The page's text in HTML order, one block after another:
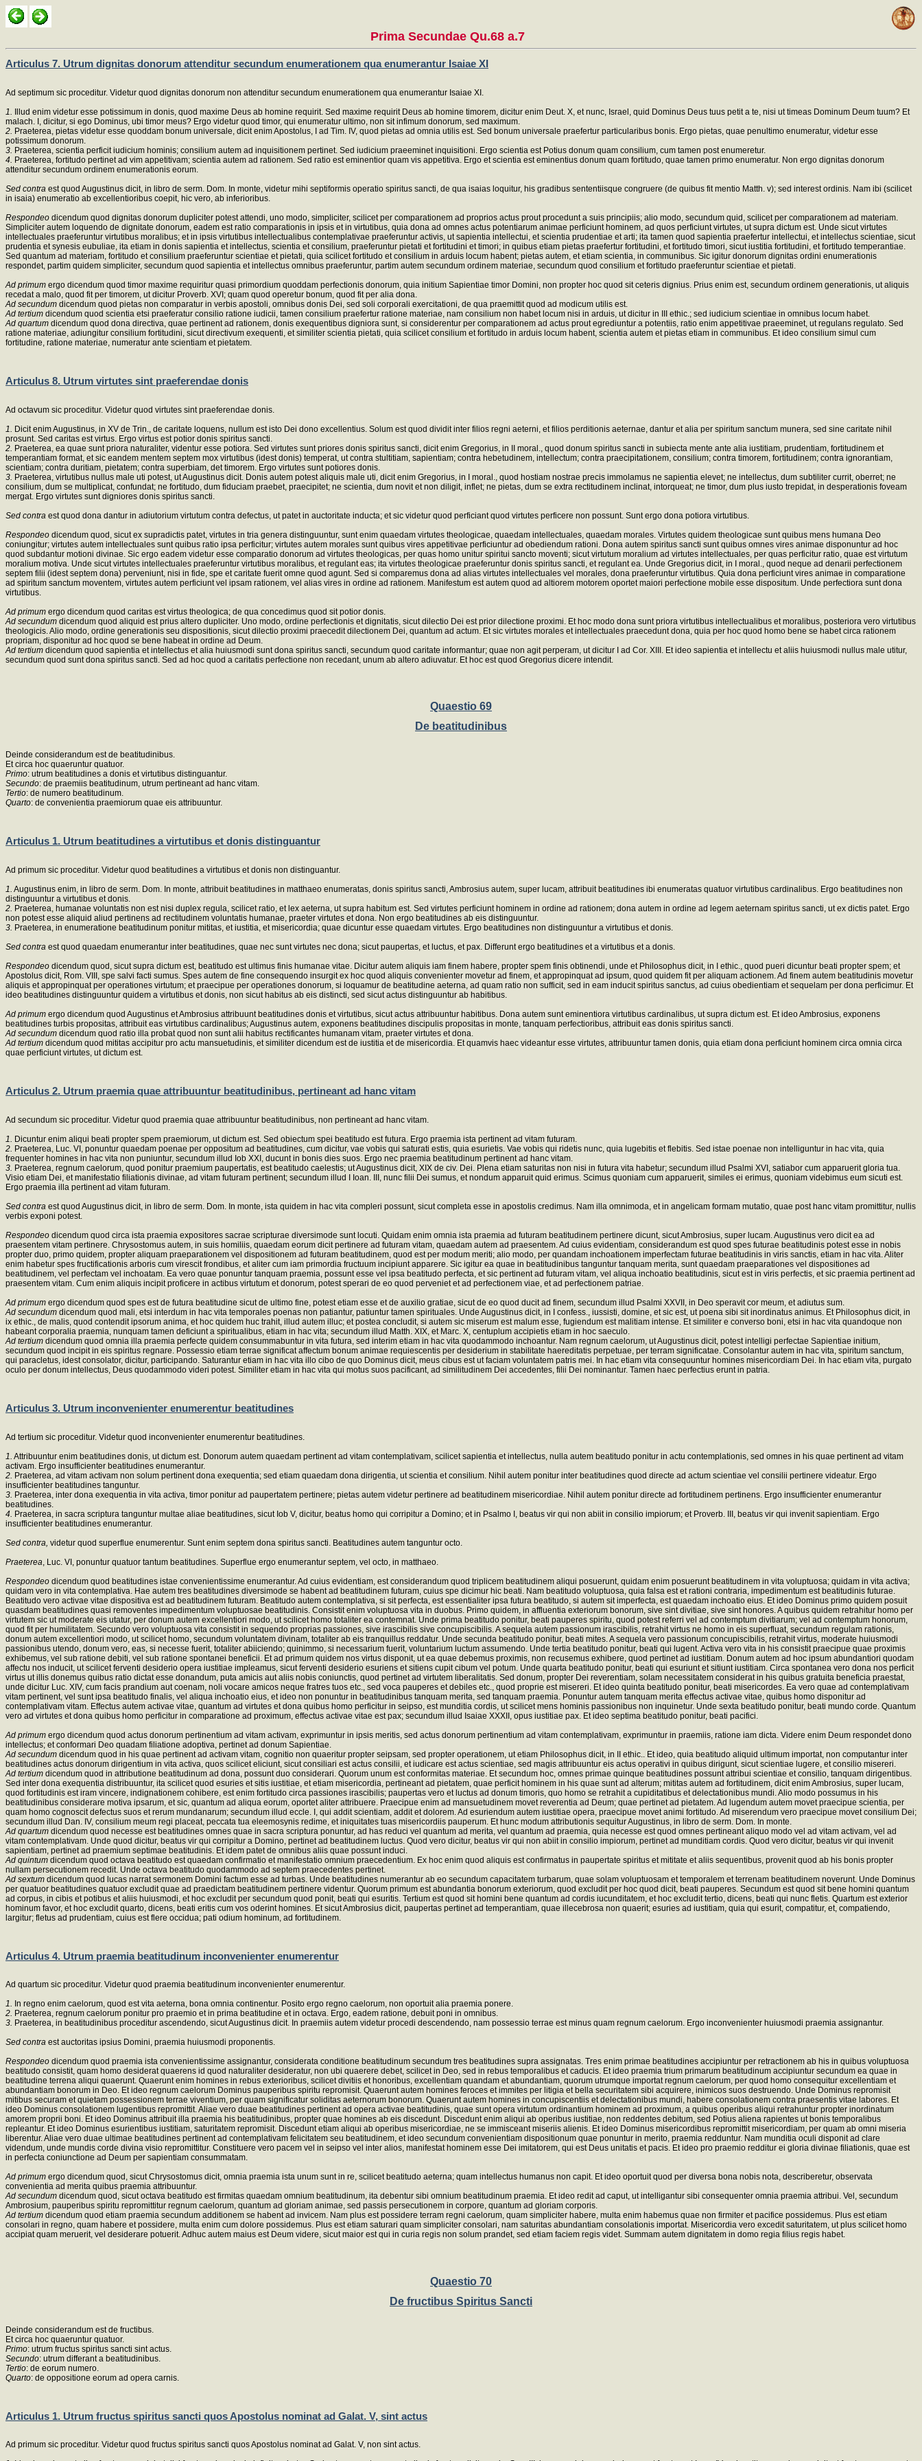
Prima Secundae Qu.68 a.7
Articulus 7. Utrum dignitas donorum attenditur secundum enumerationem qua enumerantur Isaiae XI
Ad septimum sic proceditur. Videtur quod dignitas donorum non attenditur secundum enumerationem qua enumerantur Isaiae XI.
1. Illud enim videtur esse potissimum in donis, quod maxime Deus ab homine requirit. Sed maxime requirit Deus ab homine timorem, dicitur enim Deut. X, et nunc, Israel, quid Dominus Deus tuus petit a te, nisi ut timeas Dominum Deum tuum? Et
malach. I, dicitur, si ego Dominus, ubi timor meus? Ergo videtur quod timor, qui enumeratur ultimo, non sit infimum donorum, sed maximum.
2. Praeterea, pietas videtur esse quoddam bonum universale, dicit enim Apostolus, I ad Tim. IV, quod pietas ad omnia utilis est. Sed bonum universale praefertur particularibus bonis. Ergo pietas, quae penultimo enumeratur, videtur esse
potissimum donorum.
3. Praeterea, scientia perficit iudicium hominis; consilium autem ad inquisitionem pertinet. Sed iudicium praeeminet inquisitioni. Ergo scientia est Potius donum quam consilium, cum tamen post enumeretur.
4. Praeterea, fortitudo pertinet ad vim appetitivam; scientia autem ad rationem. Sed ratio est eminentior quam vis appetitiva. Ergo et scientia est eminentius donum quam fortitudo, quae tamen primo enumeratur. Non ergo dignitas donorum
attenditur secundum ordinem enumerationis eorum.
Sed contra est quod Augustinus dicit, in libro de serm. Dom. In monte, videtur mihi septiformis operatio spiritus sancti, de qua isaias loquitur, his gradibus sententiisque congruere (de quibus fit mentio Matth. v); sed interest ordinis. Nam ibi (scilicet
in isaia) enumeratio ab excellentioribus coepit, hic vero, ab inferioribus.
Respondeo dicendum quod dignitas donorum dupliciter potest attendi, uno modo, simpliciter, scilicet per comparationem ad proprios actus prout procedunt a suis principiis; alio modo, secundum quid, scilicet per comparationem ad materiam.
Simpliciter autem loquendo de dignitate donorum, eadem est ratio comparationis in ipsis et in virtutibus, quia dona ad omnes actus potentiarum animae perficiunt hominem, ad quos perficiunt virtutes, ut supra dictum est. Unde sicut virtutes
intellectuales praeferuntur virtutibus moralibus; et in ipsis virtutibus intellectualibus contemplativae praeferuntur activis, ut sapientia intellectui, et scientia prudentiae et arti; ita tamen quod sapientia praefertur intellectui, et intellectus scientiae, sicut
prudentia et synesis eubuliae, ita etiam in donis sapientia et intellectus, scientia et consilium, praeferuntur pietati et fortitudini et timori; in quibus etiam pietas praefertur fortitudini, et fortitudo timori, sicut iustitia fortitudini, et fortitudo temperantiae.
Sed quantum ad materiam, fortitudo et consilium praeferuntur scientiae et pietati, quia scilicet fortitudo et consilium in arduis locum habent; pietas autem, et etiam scientia, in communibus. Sic igitur donorum dignitas ordini enumerationis
respondet, partim quidem simpliciter, secundum quod sapientia et intellectus omnibus praeferuntur, partim autem secundum ordinem materiae, secundum quod consilium et fortitudo praeferuntur scientiae et pietati.
Ad primum ergo dicendum quod timor maxime requiritur quasi primordium quoddam perfectionis donorum, quia initium Sapientiae timor Domini, non propter hoc quod sit ceteris dignius. Prius enim est, secundum ordinem generationis, ut aliquis
recedat a malo, quod fit per timorem, ut dicitur Proverb. XVI; quam quod operetur bonum, quod fit per alia dona.
Ad secundum dicendum quod pietas non comparatur in verbis apostoli, omnibus donis Dei, sed soli corporali exercitationi, de qua praemittit quod ad modicum utilis est.
Ad tertium dicendum quod scientia etsi praeferatur consilio ratione iudicii, tamen consilium praefertur ratione materiae, nam consilium non habet locum nisi in arduis, ut dicitur in III ethic.; sed iudicium scientiae in omnibus locum habet.
Ad quartum dicendum quod dona directiva, quae pertinent ad rationem, donis exequentibus digniora sunt, si considerentur per comparationem ad actus prout egrediuntur a potentiis, ratio enim appetitivae praeeminet, ut regulans regulato. Sed
ratione materiae, adiungitur consilium fortitudini, sicut directivum exequenti, et similiter scientia pietati, quia scilicet consilium et fortitudo in arduis locum habent, scientia autem et pietas etiam in communibus. Et ideo consilium simul cum
fortitudine, ratione materiae, numeratur ante scientiam et pietatem.
Articulus 8. Utrum virtutes sint praeferendae donis
Ad octavum sic proceditur. Videtur quod virtutes sint praeferendae donis.
1.
Dicit enim Augustinus, in XV de Trin., de caritate loquens, nullum est isto Dei dono excellentius. Solum est quod dividit inter filios regni aeterni, et filios perditionis aeternae, dantur et alia per spiritum sanctum munera, sed sine caritate nihil
prosunt. Sed caritas est virtus. Ergo virtus est potior donis spiritus sancti.
2. Praeterea, ea quae sunt priora naturaliter, videntur esse potiora. Sed virtutes sunt priores donis spiritus sancti, dicit enim Gregorius, in II moral., quod donum spiritus sancti in subiecta mente ante alia iustitiam, prudentiam, fortitudinem et
temperantiam format, et sic eandem mentem septem mox virtutibus (idest donis) temperat, ut contra stultitiam, sapientiam; contra hebetudinem, intellectum; contra praecipitationem, consilium; contra timorem, fortitudinem; contra ignorantiam,
scientiam; contra duritiam, pietatem; contra superbiam, det timorem. Ergo virtutes sunt potiores donis.
3. Praeterea, virtutibus nullus male uti potest, ut Augustinus dicit. Donis autem potest aliquis male uti, dicit enim Gregorius, in I moral., quod hostiam nostrae precis immolamus ne sapientia elevet; ne intellectus, dum subtiliter currit, oberret; ne
consilium, dum se multiplicat, confundat; ne fortitudo, dum fiduciam praebet, praecipitet; ne scientia, dum novit et non diligit, inflet; ne pietas, dum se extra rectitudinem inclinat, intorqueat; ne timor, dum plus iusto trepidat, in desperationis foveam
mergat. Ergo virtutes sunt digniores donis spiritus sancti.
Sed contra est quod dona dantur in adiutorium virtutum contra defectus, ut patet in auctoritate inducta; et sic videtur quod perficiant quod virtutes perficere non possunt. Sunt ergo dona potiora virtutibus.
Respondeo dicendum quod, sicut ex supradictis patet, virtutes in tria genera distinguuntur, sunt enim quaedam virtutes theologicae, quaedam intellectuales, quaedam morales. Virtutes quidem theologicae sunt quibus mens humana Deo
coniungitur; virtutes autem intellectuales sunt quibus ratio ipsa perficitur; virtutes autem morales sunt quibus vires appetitivae perficiuntur ad obediendum rationi. Dona autem spiritus sancti sunt quibus omnes vires animae disponuntur ad hoc
quod subdantur motioni divinae. Sic ergo eadem videtur esse comparatio donorum ad virtutes theologicas, per quas homo unitur spiritui sancto moventi; sicut virtutum moralium ad virtutes intellectuales, per quas perficitur ratio, quae est virtutum
moralium motiva. Unde sicut virtutes intellectuales praeferuntur virtutibus moralibus, et regulant eas; ita virtutes theologicae praeferuntur donis spiritus sancti, et regulant ea. Unde Gregorius dicit, in I moral., quod neque ad denarii perfectionem
septem filii (idest septem dona) perveniunt, nisi in fide, spe et caritate fuerit omne quod agunt. Sed si comparemus dona ad alias virtutes intellectuales vel morales, dona praeferuntur virtutibus. Quia dona perficiunt vires animae in comparatione
ad spiritum sanctum moventem, virtutes autem perficiunt vel ipsam rationem, vel alias vires in ordine ad rationem. Manifestum est autem quod ad altiorem motorem oportet maiori perfectione mobile esse dispositum. Unde perfectiora sunt dona
virtutibus.
Ad primum ergo dicendum quod caritas est virtus theologica; de qua concedimus quod sit potior donis.
Ad secundum dicendum quod aliquid est prius altero dupliciter. Uno modo, ordine perfectionis et dignitatis, sicut dilectio Dei est prior dilectione proximi. Et hoc modo dona sunt priora virtutibus intellectualibus et moralibus, posteriora vero virtutibus
theologicis. Alio modo, ordine generationis seu dispositionis, sicut dilectio proximi praecedit dilectionem Dei, quantum ad actum. Et sic virtutes morales et intellectuales praecedunt dona, quia per hoc quod homo bene se habet circa rationem
propriam, disponitur ad hoc quod se bene habeat in ordine ad Deum.
Ad tertium dicendum quod sapientia et intellectus et alia huiusmodi sunt dona spiritus sancti, secundum quod caritate informantur; quae non agit perperam, ut dicitur I ad Cor. XIII. Et ideo sapientia et intellectu et aliis huiusmodi nullus male utitur,
secundum quod sunt dona spiritus sancti. Sed ad hoc quod a caritatis perfectione non recedant, unum ab altero adiuvatur. Et hoc est quod Gregorius dicere intendit.
Quaestio 69
De beatitudinibus
Deinde considerandum est de beatitudinibus.
Et circa hoc quaeruntur quatuor.
Primo: utrum beatitudines a donis et virtutibus distinguantur.
Secundo: de praemiis beatitudinum, utrum pertineant ad hanc vitam.
Tertio: de numero beatitudinum.
Quarto: de convenientia praemiorum quae eis attribuuntur.
Articulus 1. Utrum beatitudines a virtutibus et donis distinguantur
Ad primum sic proceditur. Videtur quod beatitudines a virtutibus et donis non distinguantur.
1. Augustinus enim, in libro de serm. Dom. In monte, attribuit beatitudines in matthaeo enumeratas, donis spiritus sancti, Ambrosius autem, super lucam, attribuit beatitudines ibi enumeratas quatuor virtutibus cardinalibus. Ergo beatitudines non
distinguuntur a virtutibus et donis.
2. Praeterea, humanae voluntatis non est nisi duplex regula, scilicet ratio, et lex aeterna, ut supra habitum est. Sed virtutes perficiunt hominem in ordine ad rationem; dona autem in ordine ad legem aeternam spiritus sancti, ut ex dictis patet. Ergo
non potest esse aliquid aliud pertinens ad rectitudinem voluntatis humanae, praeter virtutes et dona. Non ergo beatitudines ab eis distinguuntur.
3. Praeterea, in enumeratione beatitudinum ponitur mititas, et iustitia, et misericordia; quae dicuntur esse quaedam virtutes. Ergo beatitudines non distinguuntur a virtutibus et donis.
Sed contra est quod quaedam enumerantur inter beatitudines, quae nec sunt virtutes nec dona; sicut paupertas, et luctus, et pax. Differunt ergo beatitudines et a virtutibus et a donis.
Respondeo dicendum quod, sicut supra dictum est, beatitudo est ultimus finis humanae vitae. Dicitur autem aliquis iam finem habere, propter spem finis obtinendi, unde et Philosophus dicit, in I ethic., quod pueri dicuntur beati propter spem; et
Apostolus dicit, Rom. VIII, spe salvi facti sumus. Spes autem de fine consequendo insurgit ex hoc quod aliquis convenienter movetur ad finem, et appropinquat ad ipsum, quod quidem fit per aliquam actionem. Ad finem autem beatitudinis movetur
aliquis et appropinquat per operationes virtutum; et praecipue per operationes donorum, si loquamur de beatitudine aeterna, ad quam ratio non sufficit, sed in eam inducit spiritus sanctus, ad cuius obedientiam et sequelam per dona perficimur. Et
ideo beatitudines distinguuntur quidem a virtutibus et donis, non sicut habitus ab eis distincti, sed sicut actus distinguuntur ab habitibus.
Ad primum ergo dicendum quod Augustinus et Ambrosius attribuunt beatitudines donis et virtutibus, sicut actus attribuuntur habitibus. Dona autem sunt eminentiora virtutibus cardinalibus, ut supra dictum est. Et ideo Ambrosius, exponens
beatitudines turbis propositas, attribuit eas virtutibus cardinalibus; Augustinus autem, exponens beatitudines discipulis propositas in monte, tanquam perfectioribus, attribuit eas donis spiritus sancti.
Ad secundum dicendum quod ratio illa probat quod non sunt alii habitus rectificantes humanam vitam, praeter virtutes et dona.
Ad tertium dicendum quod mititas accipitur pro actu mansuetudinis, et similiter dicendum est de iustitia et de misericordia. Et quamvis haec videantur esse virtutes, attribuuntur tamen donis, quia etiam dona perficiunt hominem circa omnia circa
quae perficiunt virtutes, ut dictum est.
Articulus 2. Utrum praemia quae attribuuntur beatitudinibus, pertineant ad hanc vitam
Ad secundum sic proceditur. Videtur quod praemia quae attribuuntur beatitudinibus, non pertineant ad hanc vitam.
1.
Dicuntur enim aliqui beati propter spem praemiorum, ut dictum est. Sed obiectum spei beatitudo est futura. Ergo praemia ista pertinent ad vitam futuram.
2. Praeterea, Luc. VI, ponuntur quaedam poenae per oppositum ad beatitudines, cum dicitur, vae vobis qui saturati estis, quia esurietis. Vae vobis qui ridetis nunc, quia lugebitis et flebitis. Sed istae poenae non intelliguntur in hac vita, quia
frequenter homines in hac vita non puniuntur, secundum illud Iob XXI, ducunt in bonis dies suos. Ergo nec praemia beatitudinum pertinent ad hanc vitam.
3. Praeterea, regnum caelorum, quod ponitur praemium paupertatis, est beatitudo caelestis; ut Augustinus dicit, XIX de civ. Dei. Plena etiam saturitas non nisi in futura vita habetur; secundum illud Psalmi XVI, satiabor cum apparuerit gloria tua.
Visio etiam Dei, et manifestatio filiationis divinae, ad vitam futuram pertinent; secundum illud I Ioan. III, nunc filii Dei sumus, et nondum apparuit quid erimus. Scimus quoniam cum apparuerit, similes ei erimus, quoniam videbimus eum sicuti est.
Ergo praemia illa pertinent ad vitam futuram.
Sed contra est quod Augustinus dicit, in libro de serm. Dom. In monte, ista quidem in hac vita compleri possunt, sicut completa esse in apostolis credimus. Nam illa omnimoda, et in angelicam formam mutatio, quae post hanc vitam promittitur, nullis
verbis exponi potest.
Respondeo dicendum quod circa ista praemia expositores sacrae scripturae diversimode sunt locuti. Quidam enim omnia ista praemia ad futuram beatitudinem pertinere dicunt, sicut Ambrosius, super lucam. Augustinus vero dicit ea ad
praesentem vitam pertinere. Chrysostomus autem, in suis homiliis, quaedam eorum dicit pertinere ad futuram vitam, quaedam autem ad praesentem. Ad cuius evidentiam, considerandum est quod spes futurae beatitudinis potest esse in nobis
propter duo, primo quidem, propter aliquam praeparationem vel dispositionem ad futuram beatitudinem, quod est per modum meriti; alio modo, per quandam inchoationem imperfectam futurae beatitudinis in viris sanctis, etiam in hac vita. Aliter
enim habetur spes fructificationis arboris cum virescit frondibus, et aliter cum iam primordia fructuum incipiunt apparere. Sic igitur ea quae in beatitudinibus tanguntur tanquam merita, sunt quaedam praeparationes vel dispositiones ad
beatitudinem, vel perfectam vel inchoatam. Ea vero quae ponuntur tanquam praemia, possunt esse vel ipsa beatitudo perfecta, et sic pertinent ad futuram vitam, vel aliqua inchoatio beatitudinis, sicut est in viris perfectis, et sic praemia pertinent ad
praesentem vitam. Cum enim aliquis incipit proficere in actibus virtutum et donorum, potest sperari de eo quod perveniet et ad perfectionem viae, et ad perfectionem patriae.
Ad primum ergo dicendum quod spes est de futura beatitudine sicut de ultimo fine, potest etiam esse et de auxilio gratiae, sicut de eo quod ducit ad finem, secundum illud Psalmi XXVII, in Deo speravit cor meum, et adiutus sum.
Ad secundum dicendum quod mali, etsi interdum in hac vita temporales poenas non patiantur, patiuntur tamen spirituales. Unde Augustinus dicit, in I confess., iussisti, domine, et sic est, ut poena sibi sit inordinatus animus. Et Philosophus dicit, in
ix ethic., de malis, quod contendit ipsorum anima, et hoc quidem huc trahit, illud autem illuc; et postea concludit, si autem sic miserum est malum esse, fugiendum est malitiam intense. Et similiter e converso boni, etsi in hac vita quandoque non
habeant corporalia praemia, nunquam tamen deficiunt a spiritualibus, etiam in hac vita; secundum illud Matth. XIX, et Marc. X, centuplum accipietis etiam in hoc saeculo.
Ad tertium dicendum quod omnia illa praemia perfecte quidem consummabuntur in vita futura, sed interim etiam in hac vita quodammodo inchoantur. Nam regnum caelorum, ut Augustinus dicit, potest intelligi perfectae Sapientiae initium,
secundum quod incipit in eis spiritus regnare. Possessio etiam terrae significat affectum bonum animae requiescentis per desiderium in stabilitate haereditatis perpetuae, per terram significatae. Consolantur autem in hac vita, spiritum sanctum,
qui paracletus, idest consolator, dicitur, participando. Saturantur etiam in hac vita illo cibo de quo Dominus dicit, meus cibus est ut faciam voluntatem patris mei. In hac etiam vita consequuntur homines misericordiam Dei. In hac etiam vita, purgato
oculo per donum intellectus, Deus quodammodo videri potest. Similiter etiam in hac vita qui motus suos pacificant, ad similitudinem Dei accedentes, filii Dei nominantur. Tamen haec perfectius erunt in patria.
Articulus 3. Utrum inconvenienter enumerentur beatitudines
Ad tertium sic proceditur. Videtur quod inconvenienter enumerentur beatitudines.
1. Attribuuntur enim beatitudines donis, ut dictum est. Donorum autem quaedam pertinent ad vitam contemplativam, scilicet sapientia et intellectus, nulla autem beatitudo ponitur in actu contemplationis, sed omnes in his quae pertinent ad vitam
activam. Ergo insufficienter beatitudines enumerantur.
2. Praeterea, ad vitam activam non solum pertinent dona exequentia; sed etiam quaedam dona dirigentia, ut scientia et consilium. Nihil autem ponitur inter beatitudines quod directe ad actum scientiae vel consilii pertinere videatur. Ergo
insufficienter beatitudines tanguntur.
3. Praeterea, inter dona exequentia in vita activa, timor ponitur ad paupertatem pertinere; pietas autem videtur pertinere ad beatitudinem misericordiae. Nihil autem ponitur directe ad fortitudinem pertinens. Ergo insufficienter enumerantur
beatitudines.
4. Praeterea, in sacra scriptura tanguntur multae aliae beatitudines, sicut Iob V, dicitur, beatus homo qui corripitur a Domino; et in Psalmo I, beatus vir qui non abiit in consilio impiorum; et Proverb. III, beatus vir qui invenit sapientiam. Ergo
insufficienter beatitudines enumerantur.
Sed contra, videtur quod superflue enumerentur. Sunt enim septem dona spiritus sancti. Beatitudines autem tanguntur octo.
Praeterea , Luc. VI, ponuntur quatuor tantum beatitudines. Superflue ergo enumerantur septem, vel octo, in matthaeo.
Respondeo dicendum quod beatitudines istae convenientissime enumerantur. Ad cuius evidentiam, est considerandum quod triplicem beatitudinem aliqui posuerunt, quidam enim posuerunt beatitudinem in vita voluptuosa; quidam in vita activa;
quidam vero in vita contemplativa. Hae autem tres beatitudines diversimode se habent ad beatitudinem futuram, cuius spe dicimur hic beati. Nam beatitudo voluptuosa, quia falsa est et rationi contraria, impedimentum est beatitudinis futurae.
Beatitudo vero activae vitae dispositiva est ad beatitudinem futuram. Beatitudo autem contemplativa, si sit perfecta, est essentialiter ipsa futura beatitudo, si autem sit imperfecta, est quaedam inchoatio eius. Et ideo Dominus primo quidem posuit
quasdam beatitudines quasi removentes impedimentum voluptuosae beatitudinis. Consistit enim voluptuosa vita in duobus. Primo quidem, in affluentia exteriorum bonorum, sive sint divitiae, sive sint honores. A quibus quidem retrahitur homo per
virtutem sic ut moderate eis utatur, per donum autem excellentiori modo, ut scilicet homo totaliter ea contemnat. Unde prima beatitudo ponitur, beati pauperes spiritu, quod potest referri vel ad contemptum divitiarum; vel ad contemptum honorum,
quod fit per humilitatem. Secundo vero voluptuosa vita consistit in sequendo proprias passiones, sive irascibilis sive concupiscibilis. A sequela autem passionum irascibilis, retrahit virtus ne homo in eis superfluat, secundum regulam rationis,
donum autem excellentiori modo, ut scilicet homo, secundum voluntatem divinam, totaliter ab eis tranquillus reddatur. Unde secunda beatitudo ponitur, beati mites. A sequela vero passionum concupiscibilis, retrahit virtus, moderate huiusmodi
passionibus utendo, donum vero, eas, si necesse fuerit, totaliter abiiciendo; quinimmo, si necessarium fuerit, voluntarium luctum assumendo. Unde tertia beatitudo ponitur, beati qui lugent. Activa vero vita in his consistit praecipue quae proximis
exhibemus, vel sub ratione debiti, vel sub ratione spontanei beneficii. Et ad primum quidem nos virtus disponit, ut ea quae debemus proximis, non recusemus exhibere, quod pertinet ad iustitiam. Donum autem ad hoc ipsum abundantiori quodam
affectu nos inducit, ut scilicet ferventi desiderio opera iustitiae impleamus, sicut ferventi desiderio esuriens et sitiens cupit cibum vel potum. Unde quarta beatitudo ponitur, beati qui esuriunt et sitiunt iustitiam. Circa spontanea vero dona nos perficit
virtus ut illis donemus quibus ratio dictat esse donandum, puta amicis aut aliis nobis coniunctis, quod pertinet ad virtutem liberalitatis. Sed donum, propter Dei reverentiam, solam necessitatem considerat in his quibus gratuita beneficia praestat,
unde dicitur Luc. XIV, cum facis prandium aut coenam, noli vocare amicos neque fratres tuos etc., sed voca pauperes et debiles etc., quod proprie est misereri. Et ideo quinta beatitudo ponitur, beati misericordes. Ea vero quae ad contemplativam
vitam pertinent, vel sunt ipsa beatitudo finalis, vel aliqua inchoatio eius, et ideo non ponuntur in beatitudinibus tanquam merita, sed tanquam praemia. Ponuntur autem tanquam merita effectus activae vitae, quibus homo disponitur ad
contemplativam vitam. Effectus autem activae vitae, quantum ad virtutes et dona quibus homo perficitur in seipso, est munditia cordis, ut scilicet mens hominis passionibus non inquinetur. Unde sexta beatitudo ponitur, beati mundo corde. Quantum
vero ad virtutes et dona quibus homo perficitur in comparatione ad proximum, effectus activae vitae est pax; secundum illud Isaiae XXXII, opus iustitiae pax. Et ideo septima beatitudo ponitur, beati pacifici.
Ad primum ergo dicendum quod actus donorum pertinentium ad vitam activam, exprimuntur in ipsis meritis, sed actus donorum pertinentium ad vitam contemplativam, exprimuntur in praemiis, ratione iam dicta. Videre enim Deum respondet dono
intellectus; et conformari Deo quadam filiatione adoptiva, pertinet ad donum Sapientiae.
Ad secundum dicendum quod in his quae pertinent ad activam vitam, cognitio non quaeritur propter seipsam, sed propter operationem, ut etiam Philosophus dicit, in II ethic.. Et ideo, quia beatitudo aliquid ultimum importat, non computantur inter
beatitudines actus donorum dirigentium in vita activa, quos scilicet eliciunt, sicut consiliari est actus consilii, et iudicare est actus scientiae, sed magis attribuuntur eis actus operativi in quibus dirigunt, sicut scientiae lugere, et consilio misereri.
Ad tertium dicendum quod in attributione beatitudinum ad dona, possunt duo considerari. Quorum unum est conformitas materiae. Et secundum hoc, omnes primae quinque beatitudines possunt attribui scientiae et consilio, tanquam dirigentibus.
Sed inter dona exequentia distribuuntur, ita scilicet quod esuries et sitis iustitiae, et etiam misericordia, pertineant ad pietatem, quae perficit hominem in his quae sunt ad alterum; mititas autem ad fortitudinem, dicit enim Ambrosius, super lucam,
quod fortitudinis est iram vincere, indignationem cohibere, est enim fortitudo circa passiones irascibilis; paupertas vero et luctus ad donum timoris, quo homo se retrahit a cupiditatibus et delectationibus mundi. Alio modo possumus in his
beatitudinibus considerare motiva ipsarum, et sic, quantum ad aliqua eorum, oportet aliter attribuere. Praecipue enim ad mansuetudinem movet reverentia ad Deum; quae pertinet ad pietatem. Ad lugendum autem movet praecipue scientia, per
quam homo cognoscit defectus suos et rerum mundanarum; secundum illud eccle. I, qui addit scientiam, addit et dolorem. Ad esuriendum autem iustitiae opera, praecipue movet animi fortitudo. Ad miserendum vero praecipue movet consilium Dei;
secundum illud Dan. IV, consilium meum regi placeat, peccata tua eleemosynis redime, et iniquitates tuas misericordiis pauperum. Et hunc modum attributionis sequitur Augustinus, in libro de serm. Dom. In monte.
Ad quartum dicendum quod necesse est beatitudines omnes quae in sacra scriptura ponuntur, ad has reduci vel quantum ad merita, vel quantum ad praemia, quia necesse est quod omnes pertineant aliquo modo vel ad vitam activam, vel ad
vitam contemplativam. Unde quod dicitur, beatus vir qui corripitur a Domino, pertinet ad beatitudinem luctus. Quod vero dicitur, beatus vir qui non abiit in consilio impiorum, pertinet ad munditiam cordis. Quod vero dicitur, beatus vir qui invenit
sapientiam, pertinet ad praemium septimae beatitudinis. Et idem patet de omnibus aliis quae possunt induci.
Ad quintum dicendum quod octava beatitudo est quaedam confirmatio et manifestatio omnium praecedentium. Ex hoc enim quod aliquis est confirmatus in paupertate spiritus et mititate et aliis sequentibus, provenit quod ab his bonis propter
nullam persecutionem recedit. Unde octava beatitudo quodammodo ad septem praecedentes pertinet.
Ad sextum dicendum quod lucas narrat sermonem Domini factum esse ad turbas. Unde beatitudines numerantur ab eo secundum capacitatem turbarum, quae solam voluptuosam et temporalem et terrenam beatitudinem noverunt. Unde Dominus
per quatuor beatitudines quatuor excludit quae ad praedictam beatitudinem pertinere videntur. Quorum primum est abundantia bonorum exteriorum, quod excludit per hoc quod dicit, beati pauperes. Secundum est quod sit bene homini quantum
ad corpus, in cibis et potibus et aliis huiusmodi, et hoc excludit per secundum quod ponit, beati qui esuritis. Tertium est quod sit homini bene quantum ad cordis iucunditatem, et hoc excludit tertio, dicens, beati qui nunc fletis. Quartum est exterior
hominum favor, et hoc excludit quarto, dicens, beati eritis cum vos oderint homines. Et sicut Ambrosius dicit, paupertas pertinet ad temperantiam, quae illecebrosa non quaerit; esuries ad iustitiam, quia qui esurit, compatitur, et, compatiendo,
largitur; fletus ad prudentiam, cuius est flere occidua; pati odium hominum, ad fortitudinem.
Articulus 4. Utrum praemia beatitudinum inconvenienter enumerentur
Ad quartum sic proceditur. Videtur quod praemia beatitudinum inconvenienter enumerentur.
1. In regno enim caelorum, quod est vita aeterna, bona omnia continentur. Posito ergo regno caelorum, non oportuit alia praemia ponere.
2. Praeterea, regnum caelorum ponitur pro praemio et in prima beatitudine et in octava. Ergo, eadem ratione, debuit poni in omnibus.
3. Praeterea, in beatitudinibus proceditur ascendendo, sicut Augustinus dicit. In praemiis autem videtur procedi descendendo, nam possessio terrae est minus quam regnum caelorum. Ergo inconvenienter huiusmodi praemia assignantur.
Sed contra est auctoritas ipsius Domini, praemia huiusmodi proponentis.
Respondeo dicendum quod praemia ista convenientissime assignantur, considerata conditione beatitudinum secundum tres beatitudines supra assignatas. Tres enim primae beatitudines accipiuntur per retractionem ab his in quibus voluptuosa
beatitudo consistit, quam homo desiderat quaerens id quod naturaliter desideratur, non ubi quaerere debet, scilicet in Deo, sed in rebus temporalibus et caducis. Et ideo praemia trium primarum beatitudinum accipiuntur secundum ea quae in
beatitudine terrena aliqui quaerunt. Quaerunt enim homines in rebus exterioribus, scilicet divitiis et honoribus, excellentiam quandam et abundantiam, quorum utrumque importat regnum caelorum, per quod homo consequitur excellentiam et
abundantiam bonorum in Deo. Et ideo regnum caelorum Dominus pauperibus spiritu repromisit. Quaerunt autem homines feroces et immites per litigia et bella securitatem sibi acquirere, inimicos suos destruendo. Unde Dominus repromisit
mitibus securam et quietam possessionem terrae viventium, per quam significatur soliditas aeternorum bonorum. Quaerunt autem homines in concupiscentiis et delectationibus mundi, habere consolationem contra praesentis vitae labores. Et
ideo Dominus consolationem lugentibus repromittit. Aliae vero duae beatitudines pertinent ad opera activae beatitudinis, quae sunt opera virtutum ordinantium hominem ad proximum, a quibus operibus aliqui retrahuntur propter inordinatum
amorem proprii boni. Et ideo Dominus attribuit illa praemia his beatitudinibus, propter quae homines ab eis discedunt. Discedunt enim aliqui ab operibus iustitiae, non reddentes debitum, sed Potius aliena rapientes ut bonis temporalibus
repleantur. Et ideo Dominus esurientibus iustitiam, saturitatem repromisit. Discedunt etiam aliqui ab operibus misericordiae, ne se immisceant miseriis alienis. Et ideo Dominus misericordibus repromittit misericordiam, per quam ab omni miseria
liberentur. Aliae vero duae ultimae beatitudines pertinent ad contemplativam felicitatem seu beatitudinem, et ideo secundum convenientiam dispositionum quae ponuntur in merito, praemia redduntur. Nam munditia oculi disponit ad clare
videndum, unde mundis corde divina visio repromittitur. Constituere vero pacem vel in seipso vel inter alios, manifestat hominem esse Dei imitatorem, qui est Deus unitatis et pacis. Et ideo pro praemio redditur ei gloria divinae filiationis, quae est
in perfecta coniunctione ad Deum per sapientiam consummatam.
Ad primum ergo dicendum quod, sicut Chrysostomus dicit, omnia praemia ista unum sunt in re, scilicet beatitudo aeterna; quam intellectus humanus non capit. Et ideo oportuit quod per diversa bona nobis nota, describeretur, observata
convenientia ad merita quibus praemia attribuuntur.
Ad secundum dicendum quod, sicut octava beatitudo est firmitas quaedam omnium beatitudinum, ita debentur sibi omnium beatitudinum praemia. Et ideo redit ad caput, ut intelligantur sibi consequenter omnia praemia attribui. Vel, secundum
Ambrosium, pauperibus spiritu repromittitur regnum caelorum, quantum ad gloriam animae, sed passis persecutionem in corpore, quantum ad gloriam corporis.
Ad tertium dicendum quod etiam praemia secundum additionem se habent ad invicem. Nam plus est possidere terram regni caelorum, quam simpliciter habere, multa enim habemus quae non firmiter et pacifice possidemus. Plus est etiam
consolari in regno, quam habere et possidere, multa enim cum dolore possidemus. Plus est etiam saturari quam simpliciter consolari, nam saturitas abundantiam consolationis importat. Misericordia vero excedit saturitatem, ut plus scilicet homo
accipiat quam meruerit, vel desiderare potuerit. Adhuc autem maius est Deum videre, sicut maior est qui in curia regis non solum prandet, sed etiam faciem regis videt. Summam autem dignitatem in domo regia filius regis habet.
Quaestio 70
De fructibus Spiritus Sancti
Deinde considerandum est de fructibus.
Et circa hoc quaeruntur quatuor.
Primo: utrum fructus spiritus sancti sint actus.
Secundo: utrum differant a beatitudinibus.
Tertio: de eorum numero.
Quarto: de oppositione eorum ad opera carnis.
Articulus 1. Utrum fructus spiritus sancti quos Apostolus nominat ad Galat. V, sint actus
Ad primum sic proceditur. Videtur quod fructus spiritus sancti quos Apostolus nominat ad Galat. V, non sint actus.